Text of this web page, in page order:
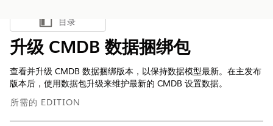
显示目录
目录
升级 CMDB 数据捆绑包
查看并升级 CMDB 数据捆绑版本，以保持数据模型最新。在主发布
版本后，使用数据包升级来维护最新的 CMDB 设置数据。
所需的 EDITION